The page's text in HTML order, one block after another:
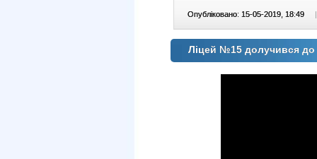
Опубліковано: 15-05-2019, 18:49 |
Ліцей №15 долучився до